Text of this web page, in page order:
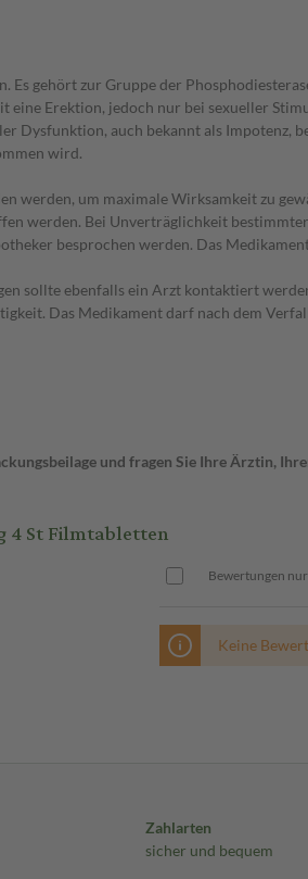
gehört zur Gruppe der
eine Erektion, jedoch nur bei sexueller
Dysfunktion, auch bekannt als
wird.
werden, um maximale Wirksamkeit zu
werden. Bei Unverträglichkeit
besprochen werden. Das
sollte ebenfalls ein Arzt kontaktiert
Das Medikament darf nach dem
und fragen Sie Ihre Ärztin,
4 St Filmtabletten
Bewertungen
Keine
Zahlarten
sicher und bequem